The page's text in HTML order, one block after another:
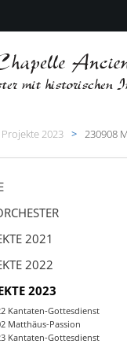
Projekte 2023 230908
2021
2022
2023
Kantaten-Gottesdienst
Matthäus-Passion
Kantaten-Gottesdienst